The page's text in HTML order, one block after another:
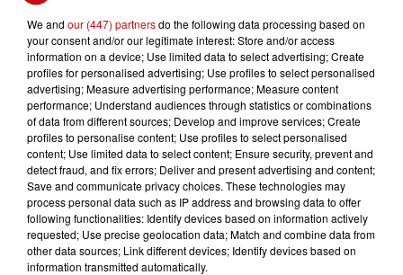
Kid'Puces
Crédit :Kid'Puces
Ajouter à votre calendrier
Date
du11 mars 2023 à 8h00
au11 mars 2023 à 16h00
We and our (447) partnersdo the following data processing based on
your consent and/or our legitimate interest: Store and/or access
information on a device; Use limited data to select advertising; Create
profiles for personalised advertising; Use profiles to select personalised
advertising; Measure advertising performance; Measure content
performance; Understand audiences through statistics or combinations
of data from different sources; Develop and improve services; Create
profiles to personalise content; Use profiles to select personalised
content; Use limited data to select content; Ensure security, prevent and
detect fraud, and fix errors; Deliver and present advertising and content;
Save and communicate privacy choices. These technologies may
process personal data such as IP address and browsing data to offer
following functionalities: Identify devices based on information actively
requested; Use precise geolocation data; Match and combine data from
other data sources; Link different devices; Identify devices based on
information transmitted automatically.